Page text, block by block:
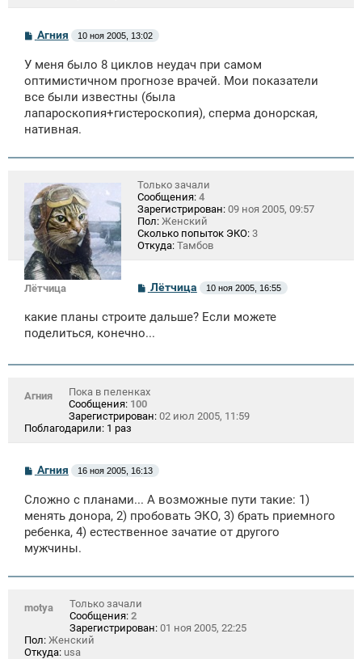
С
о
б
щ
н
и
Агния 10 ноя 2005, 13:02
У меня было 8 циклов неудач при самом
оптимистичном прогнозе врачей. Мои показатели
все были известны (была
лапароскопия+гистероскопия), сперма донорская,
нативная.
Лётчица
Только зачали
Сообщения: 4
Зарегистрирован: 09 ноя 2005, 09:57
Пол: Женский
Сколько попыток ЭКО: 3
Откуда: Тамбов
С
о
б
и
Лётчица 10 ноя 2005, 16:55
какие планы строите дальше? Если можете
поделиться, конечно...
Агния
Пока в пеленках
Сообщения: 100
Зарегистрирован: 02 июл 2005, 11:59
Поблагодарили: 1 раз
С
о
б
щ
н
и
е
Агния 16 ноя 2005, 16:13
Сложно с планами... А возможные пути такие: 1)
менять донора, 2) пробовать ЭКО, 3) брать приемного
ребенка, 4) естественное зачатие от другого
мужчины.
motya
Только зачали
Сообщения: 2
Зарегистрирован: 01 ноя 2005, 22:25
Пол: Женский
Откуда: usa